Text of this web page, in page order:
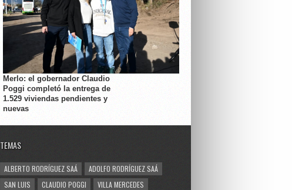
Merlo: el gobernador Claudio
Poggi completó la entrega de
1.529 viviendas pendientes y
nuevas
TEMAS
ALBERTO RODRÍGUEZ SAÁ
ADOLFO RODRÍGUEZ SAÁ
SAN LUIS
CLAUDIO POGGI
VILLA MERCEDES